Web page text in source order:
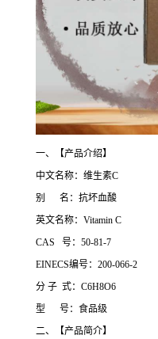
一、【产品介绍】
中文名称：维生素C
别 名：抗坏血酸
英文名称：Vitamin C
CAS 号：50-81-7
EINECS编号：200-066-2
分 子 式：C6H8O6
型 号：食品级
二、【产品简介】